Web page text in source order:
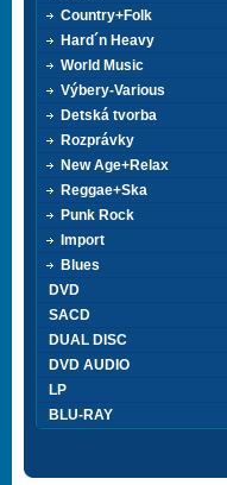
Country+Folk
Hard´n Heavy
World Music
Výbery-Various
Detská tvorba
Rozprávky
New Age+Relax
Reggae+Ska
Punk Rock
Import
Blues
DVD
SACD
DUAL DISC
DVD AUDIO
LP
BLU-RAY